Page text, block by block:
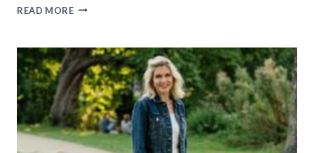
READ MOREDER
FÜR
UNS
–
WARUM
MICH
MEINE